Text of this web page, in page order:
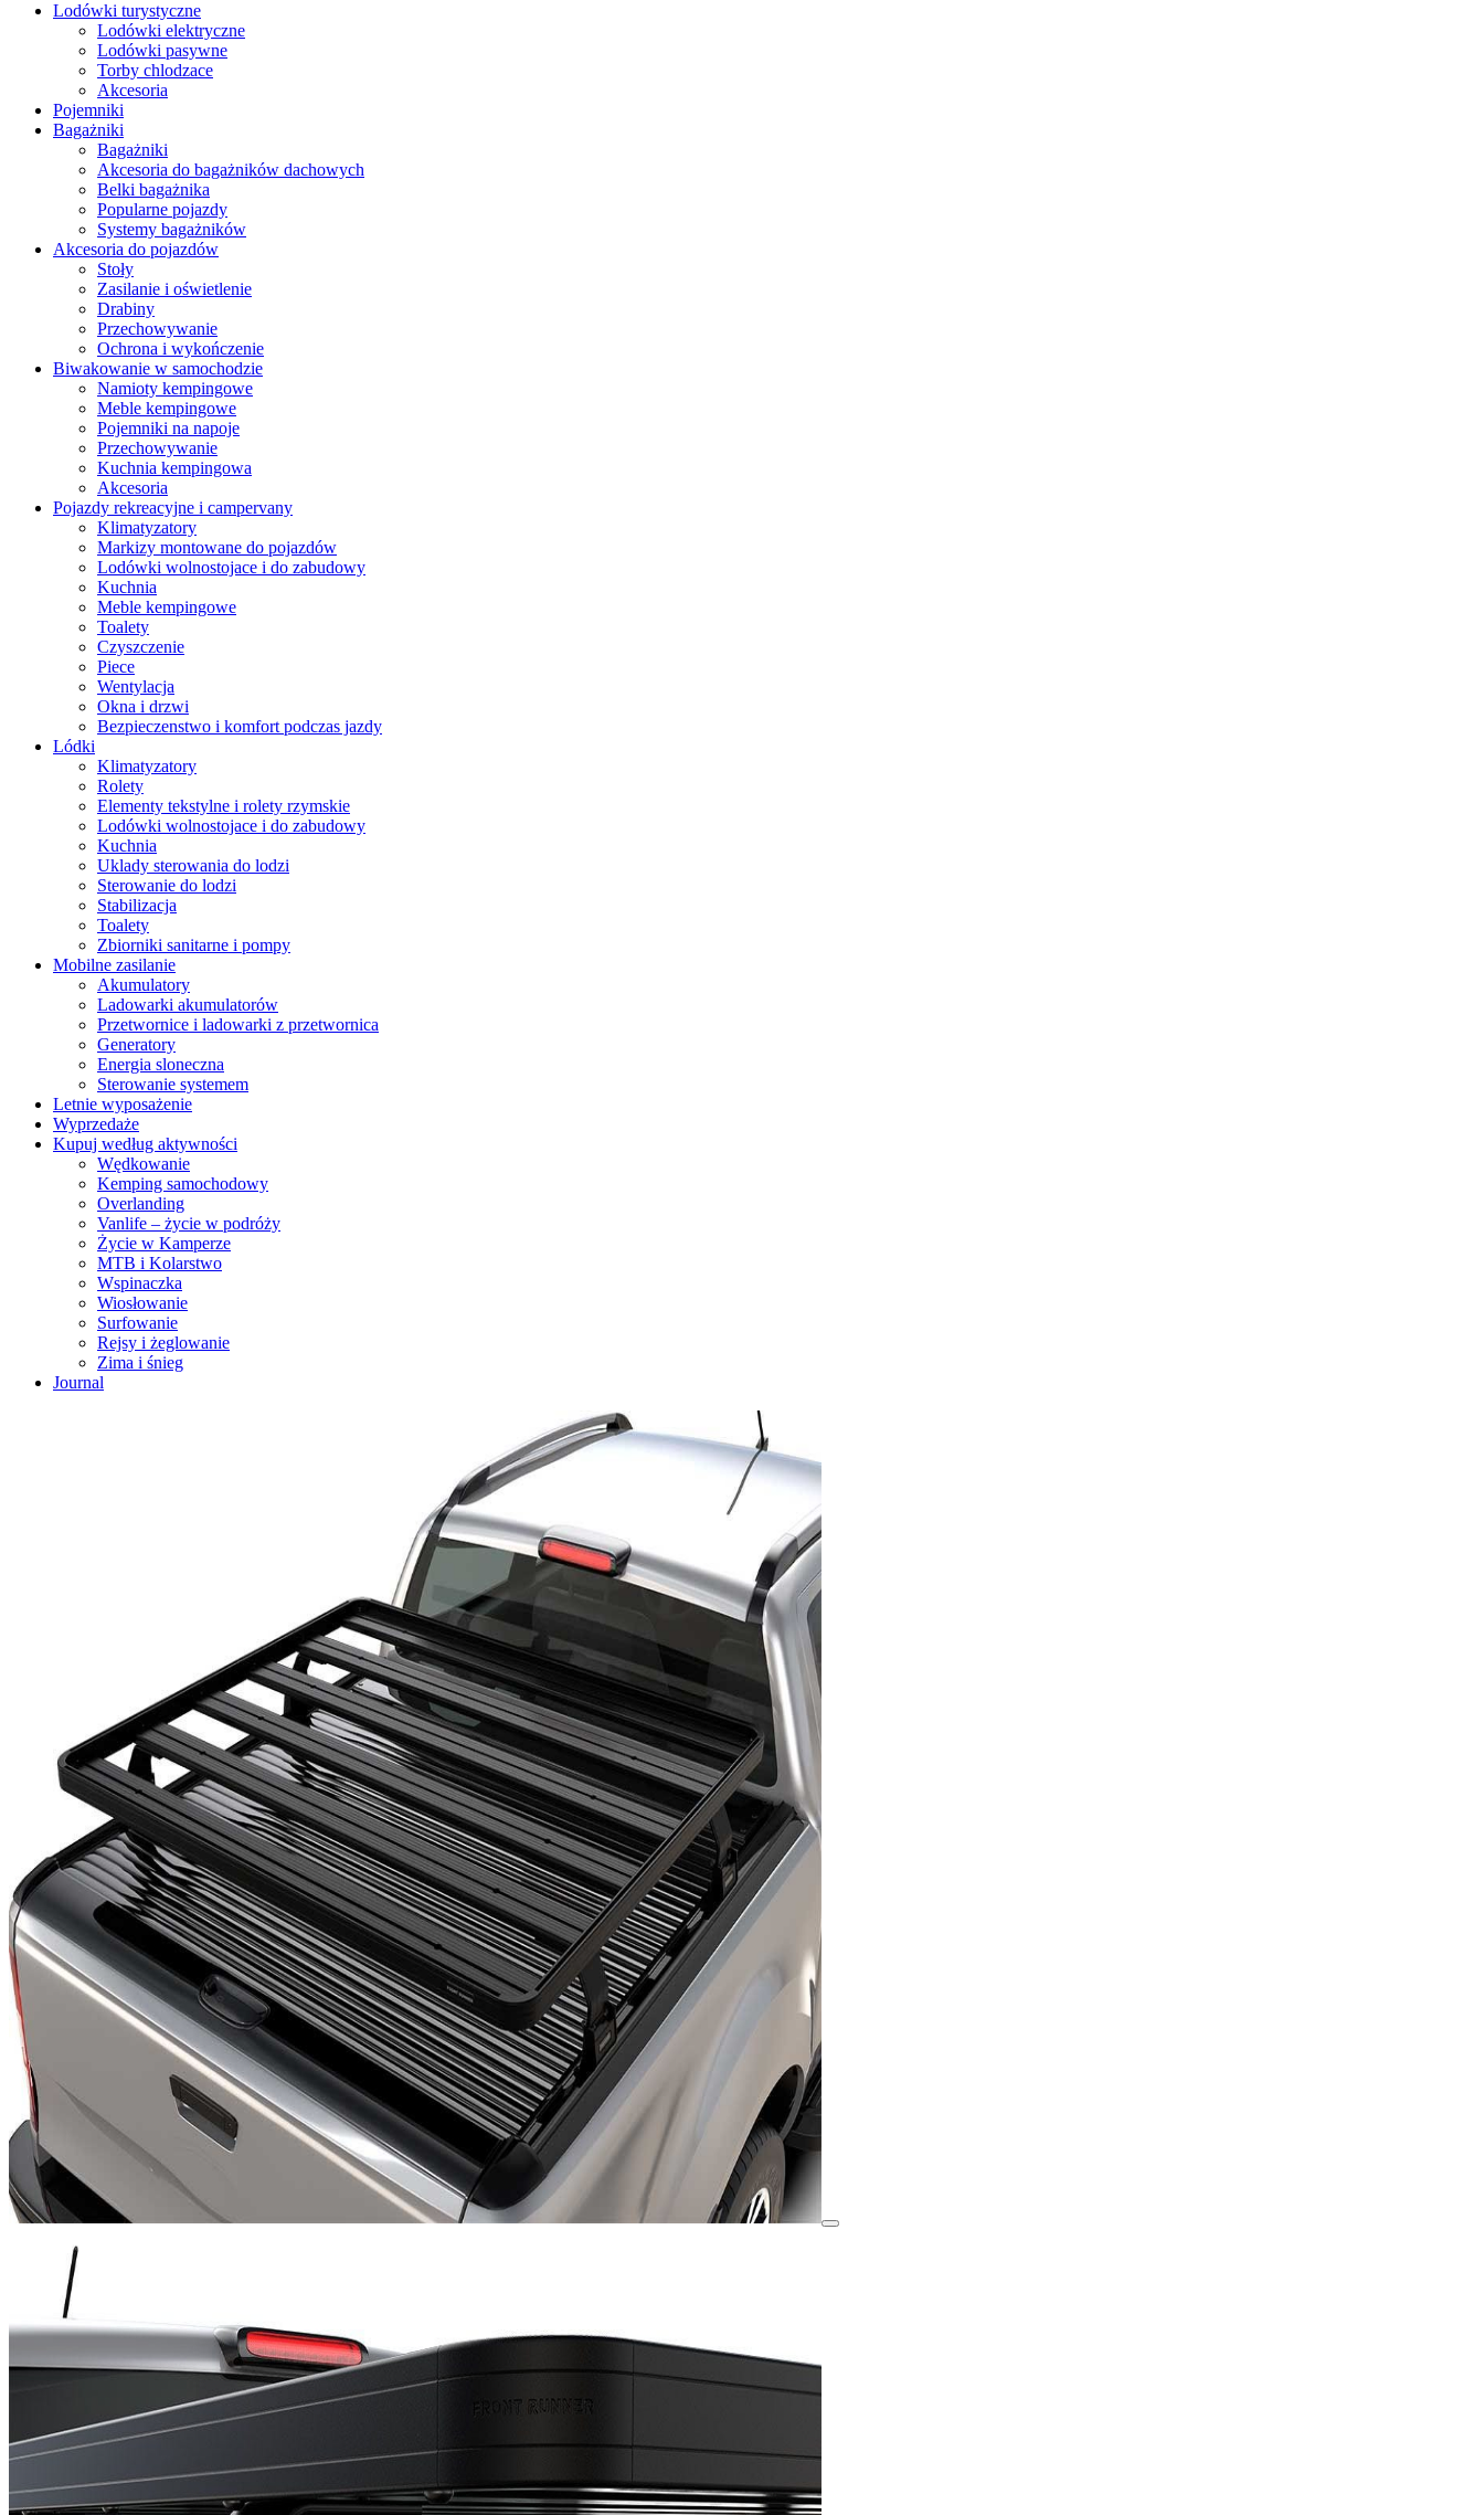
Lodówki turystyczne
Lodówki elektryczne
Lodówki pasywne
Torby chlodzace
Akcesoria
Pojemniki
Bagażniki
Bagażniki
Akcesoria do bagażników dachowych
Belki bagażnika
Popularne pojazdy
Systemy bagażników
Akcesoria do pojazdów
Stoły
Zasilanie i oświetlenie
Drabiny
Przechowywanie
Ochrona i wykończenie
Biwakowanie w samochodzie
Namioty kempingowe
Meble kempingowe
Pojemniki na napoje
Przechowywanie
Kuchnia kempingowa
Akcesoria
Pojazdy rekreacyjne i campervany
Klimatyzatory
Markizy montowane do pojazdów
Lodówki wolnostojace i do zabudowy
Kuchnia
Meble kempingowe
Toalety
Czyszczenie
Piece
Wentylacja
Okna i drzwi
Bezpieczenstwo i komfort podczas jazdy
Lódki
Klimatyzatory
Rolety
Elementy tekstylne i rolety rzymskie
Lodówki wolnostojace i do zabudowy
Kuchnia
Uklady sterowania do lodzi
Sterowanie do lodzi
Stabilizacja
Toalety
Zbiorniki sanitarne i pompy
Mobilne zasilanie
Akumulatory
Ladowarki akumulatorów
Przetwornice i ladowarki z przetwornica
Generatory
Energia sloneczna
Sterowanie systemem
Letnie wyposażenie
Wyprzedaże
Kupuj według aktywności
Wędkowanie
Kemping samochodowy
Overlanding
Vanlife – życie w podróży
Życie w Kamperze
MTB i Kolarstwo
Wspinaczka
Wiosłowanie
Surfowanie
Rejsy i żeglowanie
Zima i śnieg
Journal